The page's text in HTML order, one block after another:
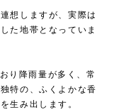
想しますが、実際は
た地帯となっていま
り降雨量が多く、常
特の、ふくよかな香
生み出します。